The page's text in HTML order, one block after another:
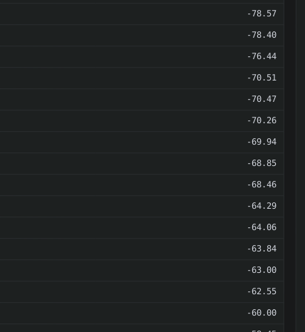
-78.57
-78.40
-76.44
-70.51
-70.47
-70.26
-69.94
-68.85
-68.46
-64.29
-64.06
-63.84
-63.00
-62.55
-60.00